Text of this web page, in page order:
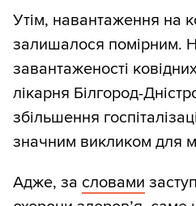
Утім, навантаження на
залишалося помірним.
завантаженості
лікарня Білгород-
збільшення
значним викликом для
Адже, за словами